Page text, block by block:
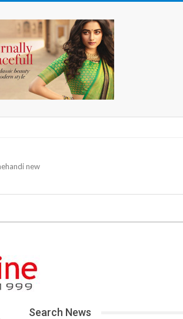
Search News